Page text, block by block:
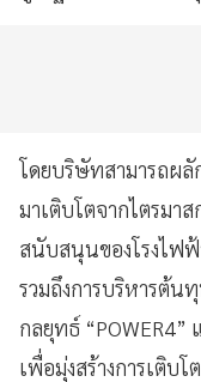
โดยบริษัทสามารถผ
มาเติบโตจากไตรมา
สนับสนุนของโรงไฟ
รวมถึงการบริหารต้น
กลยุทธ์ “POWER4”
เพื่อมุ่งสร้างการเติบ